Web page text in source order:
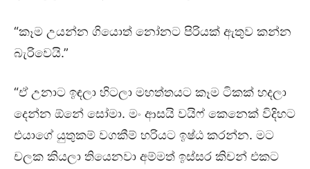
“කෑම උයන්න ගියොත් නෝනට පිරියක් ඇතුව කන්න
බැරිවෙයි.”
“ඒ උනාට ඉඳලා හිටලා මහත්තයට කෑම ටිකක් හදලා
දෙන්න ඕනේ සෝමා. මං ආසයි වයිෆ් කෙනෙක් විදිහට
එයාගේ යුතුකම් වගකීම් හරියට ඉෂ්ඨ කරන්න. මට
චලක කියලා තියෙනවා අම්මත් ඉස්සර කිචන් එකට